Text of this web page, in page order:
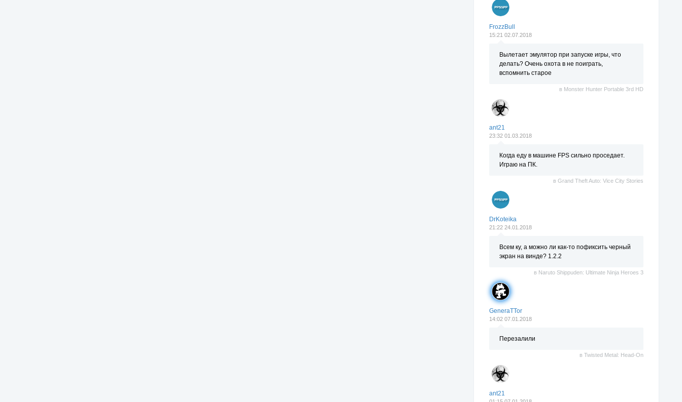
FrozzBull
15:21 02.07.2018
Вылетает эмулятор при запуске игры, что
делать? Очень охота в не поиграть,
вспомнить старое
в Monster Hunter Portable 3rd HD
ant21
23:32 01.03.2018
Когда еду в машине FPS сильно проседает.
Играю на ПК.
вGrand Theft Auto: Vice City Stories
DrKoteika
21:22 24.01.2018
Всем ку, а можно ли как-то пофиксить черный
экран на винде? 1.2.2
в Naruto Shippuden: Ultimate Ninja Heroes 3
GeneraTTor
14:02 07.01.2018
Перезалили
вTwisted Metal: Head-On
ant21